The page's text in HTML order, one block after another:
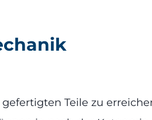
Teile zu